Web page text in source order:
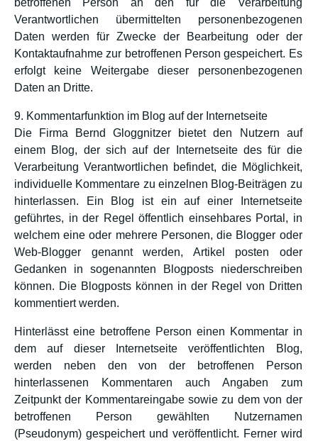
betroffenen Person an den für die Verarbeitung
Verantwortlichen übermittelten personenbezogenen
Daten werden für Zwecke der Bearbeitung oder der
Kontaktaufnahme zur betroffenen Person gespeichert. Es
erfolgt keine Weitergabe dieser personenbezogenen
Daten an Dritte.
9. Kommentarfunktion im Blog auf der Internetseite
Die Firma Bernd Gloggnitzer bietet den Nutzern auf
einem Blog, der sich auf der Internetseite des für die
Verarbeitung Verantwortlichen befindet, die Möglichkeit,
individuelle Kommentare zu einzelnen Blog-Beiträgen zu
hinterlassen. Ein Blog ist ein auf einer Internetseite
geführtes, in der Regel öffentlich einsehbares Portal, in
welchem eine oder mehrere Personen, die Blogger oder
Web-Blogger genannt werden, Artikel posten oder
Gedanken in sogenannten Blogposts niederschreiben
können. Die Blogposts können in der Regel von Dritten
kommentiert werden.
Hinterlässt eine betroffene Person einen Kommentar in
dem auf dieser Internetseite veröffentlichten Blog,
werden neben den von der betroffenen Person
hinterlassenen Kommentaren auch Angaben zum
Zeitpunkt der Kommentareingabe sowie zu dem von der
betroffenen Person gewählten Nutzernamen
(Pseudonym) gespeichert und veröffentlicht. Ferner wird